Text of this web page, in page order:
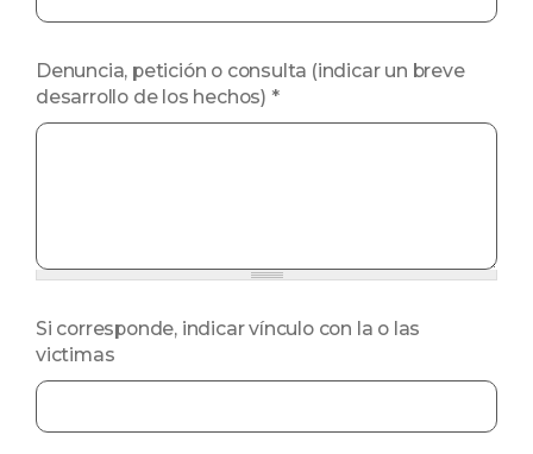
Denuncia, petición o consulta (indicar un breve
desarrollo de los hechos) *
Si corresponde, indicar vínculo con la o las
victimas